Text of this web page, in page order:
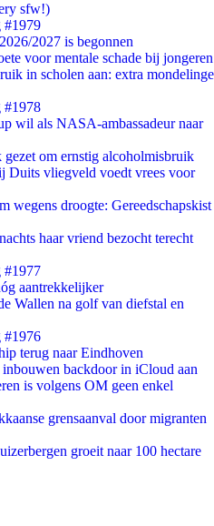
sfw!)
#1979
2027 is begonnen
voor mentale schade bij jongeren
in scholen aan: extra mondelinge
#1978
wil als NASA-ambassadeur naar
om ernstig alcoholmisbruik
Duits vliegveld voedt vrees voor
wegens droogte: Gereedschapskist
haar vriend bezocht terecht
#1977
aantrekkelijker
Wallen na golf van diefstal en
#1976
terug naar Eindhoven
backdoor in iCloud aan
is volgens OM geen enkel
grensaanval door migranten
groeit naar 100 hectare